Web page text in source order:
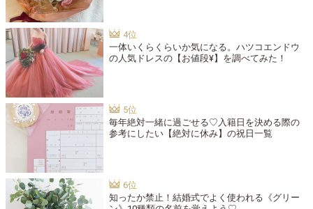
一体いくらくらいか気になる。ハツコエンドウ
の人気ドレスの【お値段¥】を調べてみた！
毎年絶対一緒に過ごせる♡入籍日を決める際の
参考にしたい【絶対に休み】の祝日一覧
知ったか禁止！結婚式でよく使われる《グリー